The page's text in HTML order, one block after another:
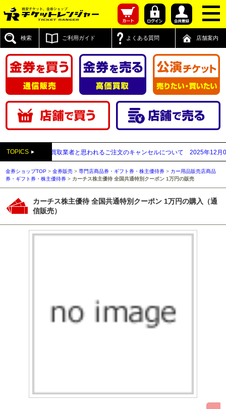
検索 ご利用ガイド よくある質問 店舗案内
TOPICS
先が先払い買取業者と思われるご注文のキャンセルについて 2025年12月05日
金券ショップTOP >金券販売 >専門店商品券・ギフト券・株主優待券 > カー用品販売店商品
券・ギフト券・株主優待券 > カーチス株主優待 全国共通特別クーポン 1万円の販売
カーチス株主優待 全国共通特別クーポン 1万円の購入（通
信販売）